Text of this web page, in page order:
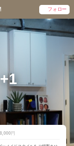
フォロー
+1
8,000円